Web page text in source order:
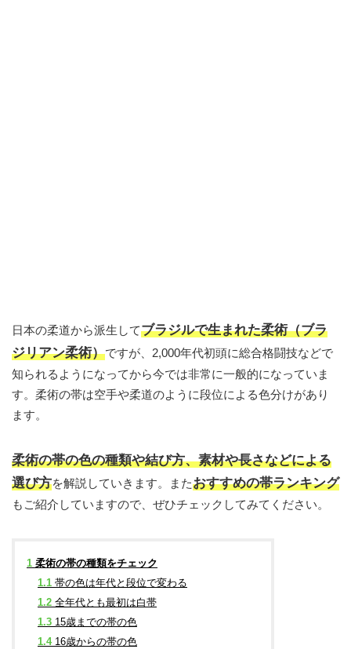
日本の柔道から派生してブラジルで生まれた柔術（ブラ
ジリアン柔術）ですが、2,000年代初頭に総合格闘技などで
知られるようになってから今では非常に一般的になっていま
す。柔術の帯は空手や柔道のように段位による色分けがあり
ます。
柔術の帯の色の種類や結び方、素材や長さなどによる
選び方を解説していきます。またおすすめの帯ランキング
もご紹介していますので、ぜひチェックしてみてください。
1 柔術の帯の種類をチェック
1.1 帯の色は年代と段位で変わる
1.2 全年代とも最初は白帯
1.3 15歳までの帯の色
1.416歳からの帯の色